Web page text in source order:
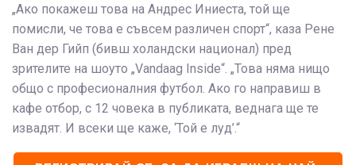
„Ако покажеш това на Андрес Иниеста, той ще
помисли, че това е съвсем различен спорт“, каза Рене
Ван дер Гийп (бивш холандски национал) пред
зрителите на шоуто „Vandaag Inside“. „Това няма нищо
общо с професионалния футбол. Ако го направиш в
кафе отбор, с 12 човека в публиката, веднага ще те
извадят. И всеки ще каже, ‘Той е луд’.“